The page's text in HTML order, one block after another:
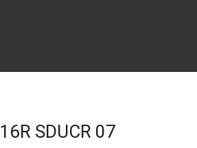
SDUCR 07